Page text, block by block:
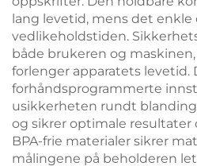
lang levetid, mens det
vedlikeholdstiden.
både brukeren og
forlenger apparatets levetid.
forhåndsprogrammerte
usikkerheten rundt
og sikrer optimale resultater
BPA-frie materialer sikrer
målingene på beholderen